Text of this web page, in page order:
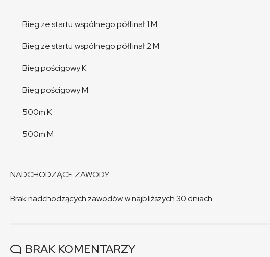
Bieg ze startu wspólnego półfinał 1 M
Bieg ze startu wspólnego półfinał 2 M
Bieg pościgowy K
Bieg pościgowy M
500m K
500m M
NADCHODZĄCE ZAWODY
Brak nadchodzących zawodów w najbliższych 30 dniach.
BRAK KOMENTARZY